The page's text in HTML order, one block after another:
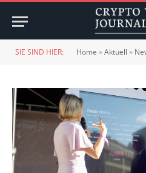
SIE SIND HIER: Home »Aktuell »